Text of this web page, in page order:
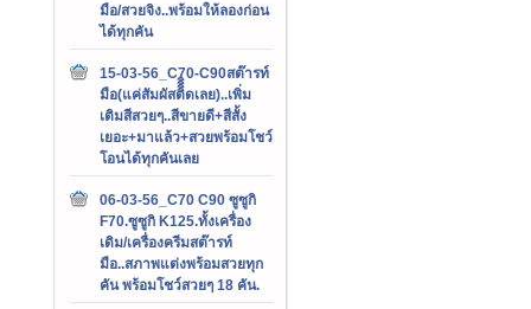
มือ/สวยจิง..พร้อมให้ลองก่อน
ได้ทุกคัน
15-03-56_C70-C90สต๊ารท์
มือ(แค่สัมผัสติิิิดเลย)..เพิ่ม
เติมสีสวยๆ..สีขายดี+สีสั้ง
เยอะ+มาแล้ว+สวยพร้อมโชว์
โอนได้ทุกคันเลย
06-03-56_C70 C90 ซูซูกิ
F70.ซูซูกิ K125.ทั้งเครื่อง
เดิม/เครื่องครีมสต๊ารท์
มือ..สภาพแต่งพร้อมสวยทุก
คัน พร้อมโชว์สวยๆ 18 คัน.